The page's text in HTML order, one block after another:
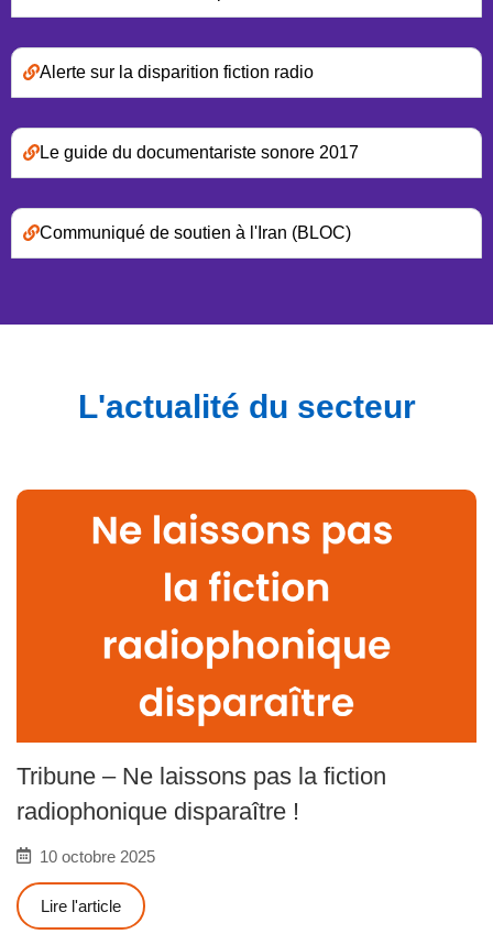
Alerte sur la disparition fiction radio
Le guide du documentariste sonore 2017
Communiqué de soutien à l'Iran (BLOC)
L'actualité du secteur
Tribune – Ne laissons pas la fiction
radiophonique disparaître !
10 octobre 2025
Lire l'article